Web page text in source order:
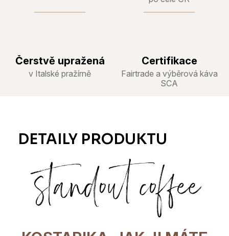
Čerstvě upražená
v Italské pražírně
Certifikace
Fairtrade a výběrová káva
SCA